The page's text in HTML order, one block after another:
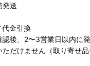
発送
金引換
認後、2〜3営業日以内に
だけません（取り寄せ品